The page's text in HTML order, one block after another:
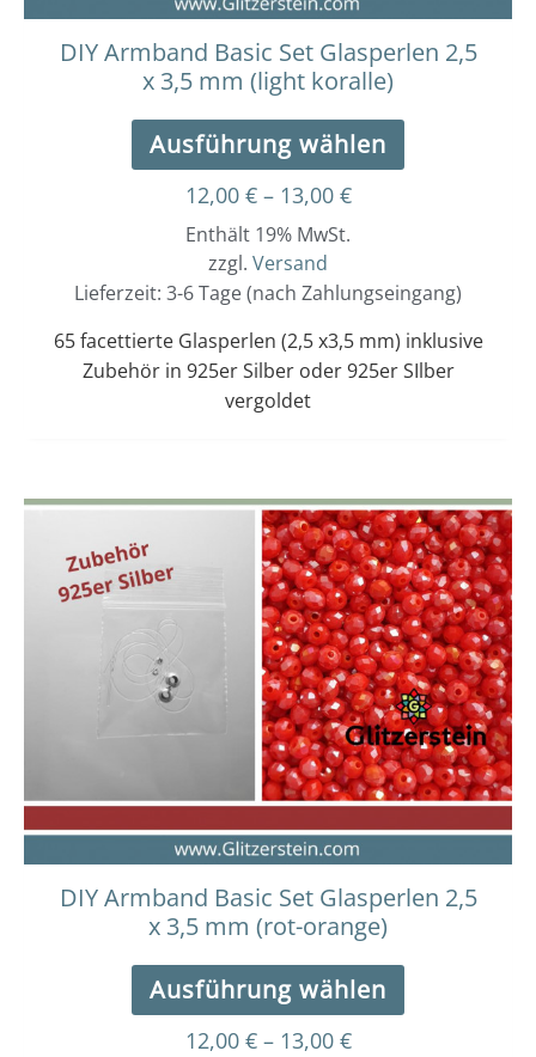
DIY Armband Basic Set Glasperlen 2,5
x 3,5 mm (light koralle)
Ausführung wählen
werden
12,00 € – 13,00 €
Enthält 19% MwSt.
zzgl. Versand
Lieferzeit: 3-6 Tage (nach Zahlungseingang)
65 facettierte Glasperlen (2,5 x3,5 mm) inklusive
Zubehör in 925er Silber oder 925er SIlber
vergoldet
DIY Armband Basic Set Glasperlen 2,5
x 3,5 mm (rot-orange)
Ausführung wählen
Dieses
Produkt
weist
mehrere
Varianten
auf.
Die
Optionen
können
auf
der
werden
12,00 € – 13,00 €
Preisspanne:
12,00 €
bis
13,00 €